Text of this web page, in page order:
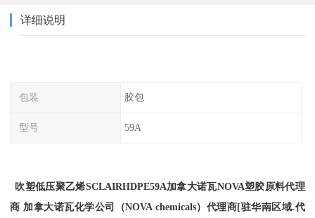
详细说明
包装 胶包
型号 59A
吹塑低压聚乙烯SCLAIRHDPE59A加拿大诺瓦NOVA塑胶原料代理
商 加拿大诺瓦化学公司（NOVA chemicals） 代理商[驻华南区域.代